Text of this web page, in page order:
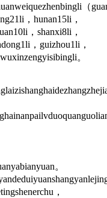
（
，hunan15li，
，shanxi8li，
，guizhou1li，
。
。
，